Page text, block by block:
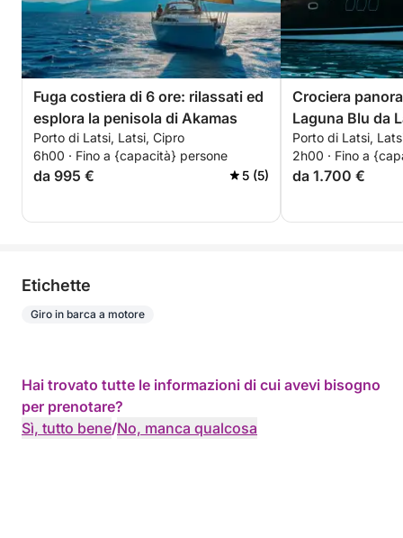
Fuga costiera di 6 ore: rilassati ed
esplora la penisola di Akamas
Porto di Latsi, Latsi, Cipro
6h00 · Fino a {capacità} persone
da 995 € 5 (5)
Crociera
Laguna Blu da
Porto di Latsi,
2h00 · Fino a
da 1.700 €
Etichette
Giro in barca a motore
Hai trovato tutte le informazioni di cui avevi bisogno
per prenotare?
Sì, tutto bene/No, manca qualcosa